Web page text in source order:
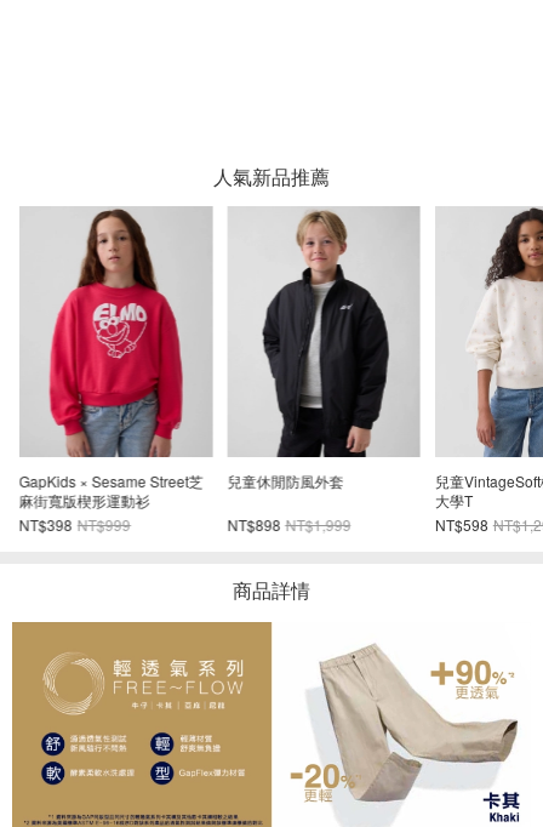
人氣新品推薦
GapKids × Sesame Street芝
麻街寬版楔形運動衫
NT$398 NT$999
兒童休閒防風外套
NT$898 NT$1,999
兒童
大學T
NT$598
商品詳情